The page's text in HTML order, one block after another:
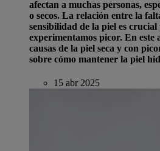
afectan a muchas personas,
o secos. La relación entre la
sensibilidad de la piel es
experimentamos picor. En este
causas de la piel seca y con
sobre cómo mantener la piel
15 abr 2025